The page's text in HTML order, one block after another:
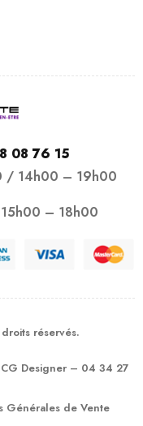
08 76 15
/ 14h00 – 19h00
– 18h00
réservés.
Designer– 04 34 27
Générales de Vente